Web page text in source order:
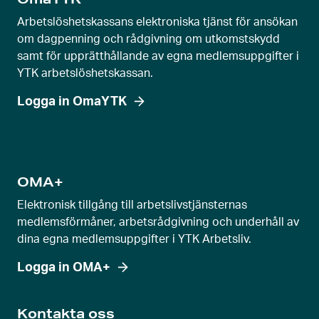
u
t
r
e
g
y
Arbetslöshetskassans elektroniska tjänst för ansökan
om dagpenning och rådgivning om utkomstskydd
samt för upprätthållande av egna medlemsuppgifter i
YTK arbetslöshetskassan.
Logga in OmaYTK
OMA+
Elektronisk tillgång till arbetslivstjänsternas
medlemsförmåner, arbetsrådgivning och underhåll av
dina egna medlemsuppgifter i YTK Arbetsliv.
Logga in OMA+
Kontakta oss